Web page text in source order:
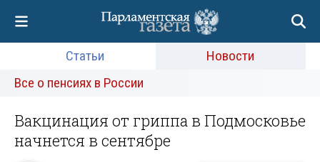
Статьи
Новости
Все о пенсиях в России
Вакцинация от гриппа в Подмосковье
начнется в сентябре